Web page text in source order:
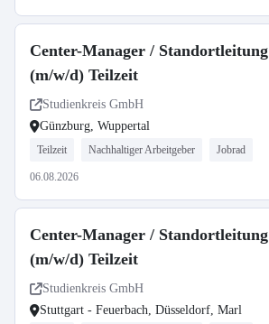
Center-Manager / Standortleitung
(m/w/d) Teilzeit
Studienkreis GmbH
Günzburg, Wuppertal
Teilzeit Nachhaltiger Arbeitgeber Jobrad
06.08.2026
Center-Manager / Standortleitung
(m/w/d) Teilzeit
Studienkreis GmbH
Stuttgart - Feuerbach, Düsseldorf, Marl